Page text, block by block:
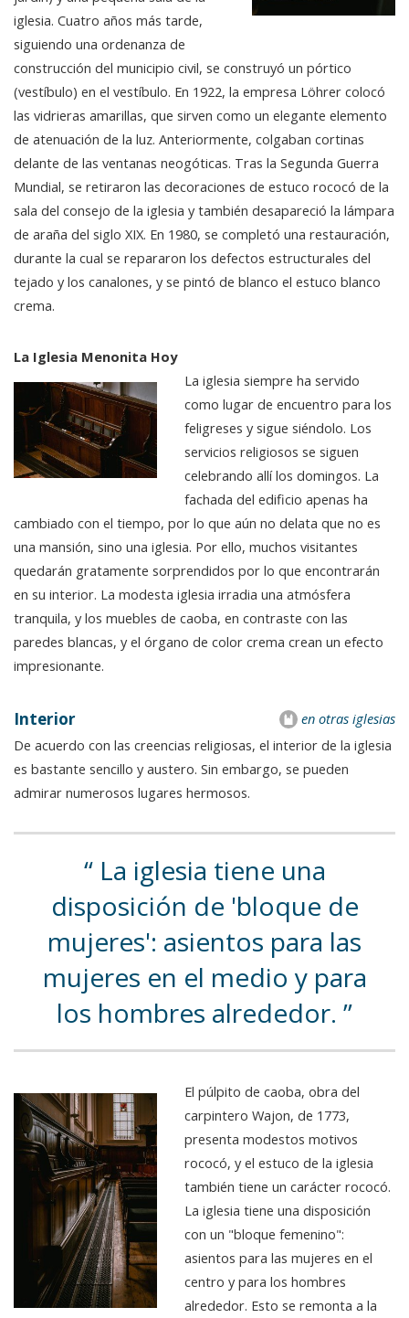
iglesia. Cuatro años más tarde,
siguiendo una ordenanza de
construcción del municipio civil, se construyó un pórtico
(vestíbulo) en el vestíbulo. En 1922, la empresa Löhrer colocó
las vidrieras amarillas, que sirven como un elegante elemento
de atenuación de la luz. Anteriormente, colgaban cortinas
delante de las ventanas neogóticas. Tras la Segunda Guerra
Mundial, se retiraron las decoraciones de estuco rococó de la
sala del consejo de la iglesia y también desapareció la lámpara
de araña del siglo XIX. En 1980, se completó una restauración,
durante la cual se repararon los defectos estructurales del
tejado y los canalones, y se pintó de blanco el estuco blanco
crema.
La Iglesia Menonita Hoy
La iglesia siempre ha servido
como lugar de encuentro para los
feligreses y sigue siéndolo. Los
servicios religiosos se siguen
celebrando allí los domingos. La
fachada del edificio apenas ha
cambiado con el tiempo, por lo que aún no delata que no es
una mansión, sino una iglesia. Por ello, muchos visitantes
quedarán gratamente sorprendidos por lo que encontrarán
en su interior. La modesta iglesia irradia una atmósfera
tranquila, y los muebles de caoba, en contraste con las
paredes blancas, y el órgano de color crema crean un efecto
impresionante.
en otras iglesias
Interior
De acuerdo con las creencias religiosas, el interior de la iglesia
es bastante sencillo y austero. Sin embargo, se pueden
admirar numerosos lugares hermosos.
La iglesia tiene una
disposición de 'bloque de
mujeres': asientos para las
mujeres en el medio y para
los hombres alrededor.
El púlpito de caoba, obra del
carpintero Wajon, de 1773,
presenta modestos motivos
rococó, y el estuco de la iglesia
también tiene un carácter rococó.
La iglesia tiene una disposición
con un "bloque femenino":
asientos para las mujeres en el
centro y para los hombres
alrededor. Esto se remonta a la